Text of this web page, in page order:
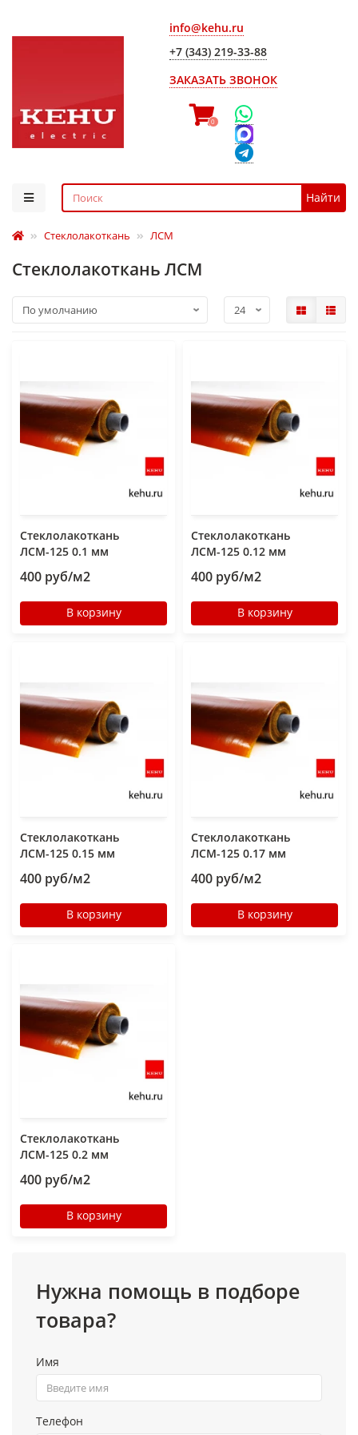
info@kehu.ru
+7 (343) 219-33-88
ЗАКАЗАТЬ ЗВОНОК
0
Найти
Стеклолакоткань ЛСМ
Стеклолакоткань ЛСМ
Стеклолакоткань
ЛСМ-125 0.1 мм
400 руб/м2
В корзину
Стеклолакоткань
ЛСМ-125 0.12 мм
400 руб/м2
В корзину
Стеклолакоткань
ЛСМ-125 0.15 мм
400 руб/м2
В корзину
Стеклолакоткань
ЛСМ-125 0.17 мм
400 руб/м2
В корзину
Стеклолакоткань
ЛСМ-125 0.2 мм
400 руб/м2
В корзину
Нужна помощь в подборе
товара?
Имя
Телефон